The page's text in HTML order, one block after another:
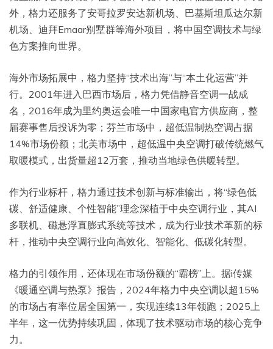
外，格力还服务了安哥拉罗安达新机场、巴基斯坦瓜达尔新
机场、迪拜Emaar别墅群等海外项目，将中国空调技术与绿
色方案推向世界。
海外市场拓展中，格力坚持“技术出海”与“本土化运营”并
行。2001年进入巴西市场后，格力凭借静音空调一战成
名，2016年成为里约奥运会唯一中国家电官方供应商，整
届赛事售后投诉为零；芬兰市场中，超低温制热空调占据
14%市场份额；北美市场中，超低温中央空调打破传统燃气
取暖模式，出货量超12万套，推动当地绿色供暖转型。
作为行业标杆，格力通过技术创新与标准输出，将“绿色低
碳、舒适健康、个性智能”理念深植于中央空调行业，其AI
多联机、磁悬浮直膨式系统等技术，成为行业技术革新的标
杆，推动中央空调行业向高效化、智能化、低碳化转型。
格力的引领作用，还体现在市场份额的“霸榜”上。据i传媒
《暖通空调与热泵》报告，2024年格力中央空调以超15%
的市场占有率位居全国第一，实现连续13年领跑；2025上
半年，这一优势持续巩固，体现了技术驱动市场的核心竞争
力。